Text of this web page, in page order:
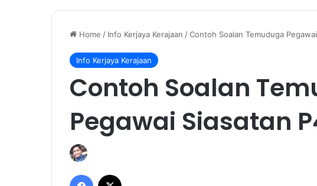
Home / Info Kerjaya Kerajaan /Contoh Soalan Temuduga
Info Kerjaya Kerajaan
Contoh Soalan
Pegawai Siasatan
Facebook